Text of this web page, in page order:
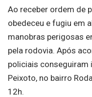
Ao receber ordem de
obedeceu e fugiu em
manobras perigosas
pela rodovia. Após
policiais conseguiram
Peixoto, no bairro
12h.